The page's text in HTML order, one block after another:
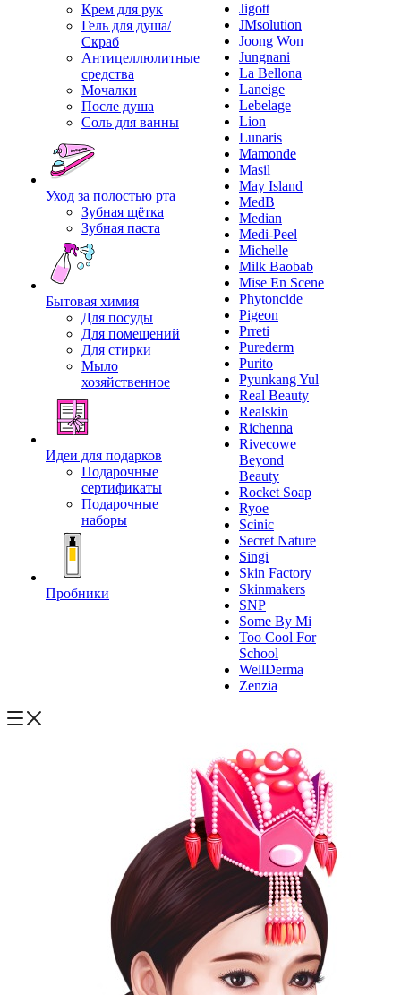
Крем для рук
Гель для душа/
Скраб
Антицеллюлитные
средства
Мочалки
После душа
Соль для ванны
Уход за полостью рта
Зубная щётка
Зубная паста
Бытовая химия
Для посуды
Для помещений
Для стирки
Мыло
хозяйственное
Идеи для подарков
Подарочные
сертификаты
Подарочные
наборы
Пробники
Jigott
JMsolution
Joong Won
Jungnani
La Bellona
Laneige
Lebelage
Lion
Lunaris
Mamonde
Masil
May Island
MedB
Median
Medi-Peel
Michelle
Milk Baobab
Mise En Scene
Phytoncide
Pigeon
Prreti
Purederm
Purito
Pyunkang Yul
Real Beauty
Realskin
Richenna
Rivecowe
Beyond
Beauty
Rocket Soap
Ryoe
Scinic
Secret Nature
Singi
Skin Factory
Skinmakers
SNP
Some By Mi
Too Cool For
School
WellDerma
Zenzia